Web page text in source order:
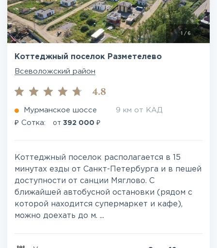
/ 6
Коттеджный поселок Разметелево
Всеволожский район
4.8
Мурманское шоссе 9 км от КАД
₽ Сотка: от 392 000 ₽
Коттеджный поселок располагается в 15
минутах езды от Санкт-Петербурга и в пешей
доступности от санции Мяглово. С
ближайшей автобусной остановки (рядом с
которой находится супермаркет и кафе),
можно доехать до м. ...